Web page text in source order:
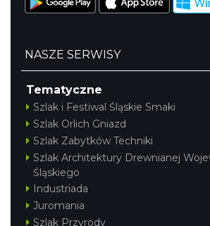
NASZE SERWISY
Tematyczne
Szlak i Festiwal Śląskie Smaki
Szlak Orlich Gniazd
Szlak Zabytków Techniki
Szlak Architektury Drewnianej
Śląskiego
Industriada
Juromania
Szlak Przyrody